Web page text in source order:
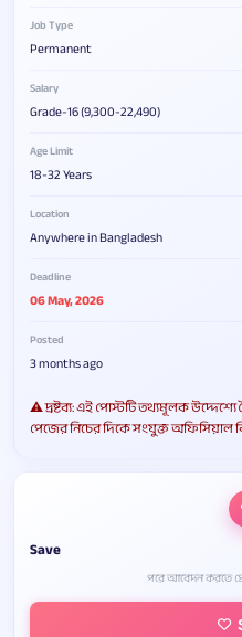
Job Type
Permanent
Salary
Grade-16 (9,300-22,490)
Age Limit
18-32 Years
Location
Anywhere in Bangladesh
Deadline
06 May, 2026
Posted
3 months ago
⚠️ দ্রষ্টব্য: এই পোস্টটি তথ্যমূলক উদ্দেশ্যে
পেজের নিচের দিকে সংযুক্ত অফিসিয়াল
Save
পরে আবেদন করতে